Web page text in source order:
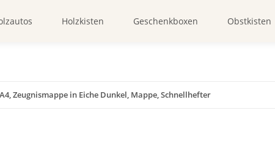
Holzkisten Geschenkboxen Obstkisten
Zeugnismappe in Eiche Dunkel, Mappe, Schnellhefter